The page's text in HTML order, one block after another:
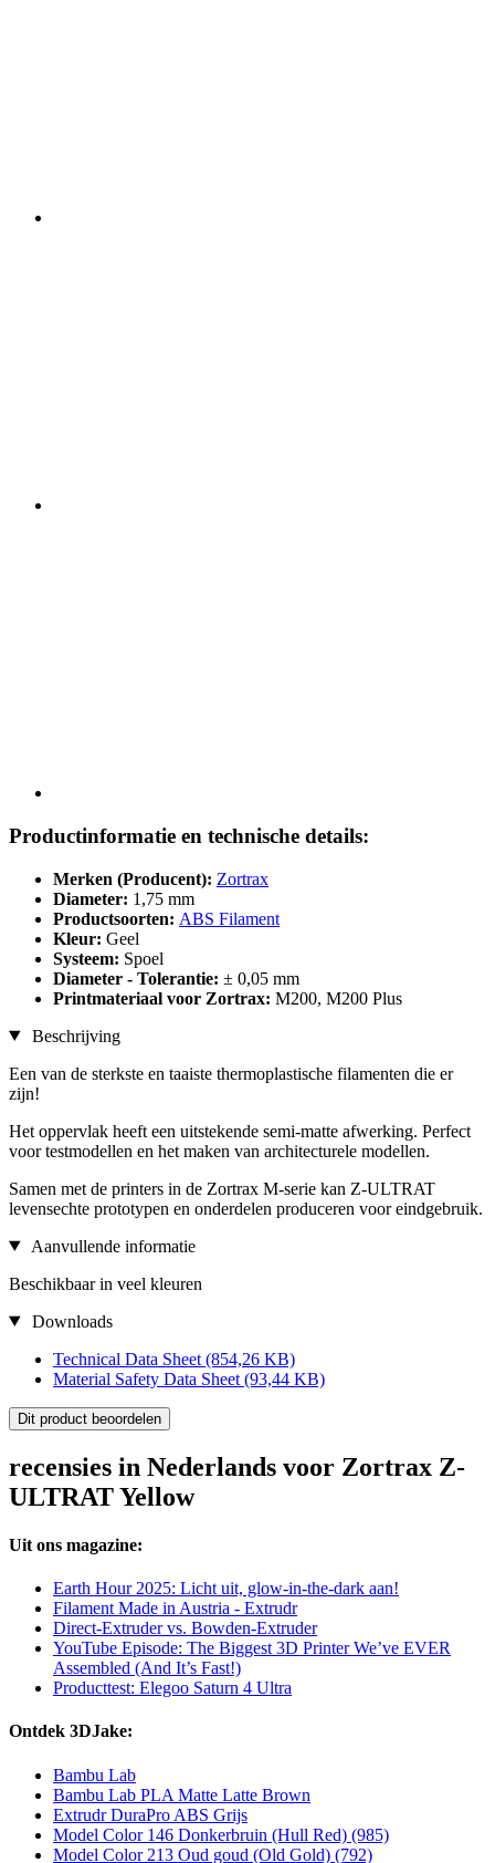
Productinformatie en technische details:
Merken (Producent): Zortrax
Diameter: 1,75 mm
Productsoorten: ABS Filament
Kleur: Geel
Systeem: Spoel
Diameter - Tolerantie: ± 0,05 mm
Printmateriaal voor Zortrax: M200, M200 Plus
Beschrijving
Een van de sterkste en taaiste thermoplastische filamenten die er
zijn!
Het oppervlak heeft een uitstekende semi-matte afwerking. Perfect
voor testmodellen en het maken van architecturele modellen.
Samen met de printers in de Zortrax M-serie kan Z-ULTRAT
levensechte prototypen en onderdelen produceren voor eindgebruik.
Aanvullende informatie
Beschikbaar in veel kleuren
Downloads
Technical Data Sheet (854,26 KB)
Material Safety Data Sheet (93,44 KB)
Dit product beoordelen
recensies in Nederlands voor Zortrax Z-
ULTRAT Yellow
Uit ons magazine:
Earth Hour 2025: Licht uit, glow-in-the-dark aan!
Filament Made in Austria - Extrudr
Direct-Extruder vs. Bowden-Extruder
YouTube Episode: The Biggest 3D Printer We’ve EVER
Assembled (And It’s Fast!)
Producttest: Elegoo Saturn 4 Ultra
Ontdek 3DJake:
Bambu Lab
Bambu Lab PLA Matte Latte Brown
Extrudr DuraPro ABS Grijs
Model Color 146 Donkerbruin (Hull Red) (985)
Model Color 213 Oud goud (Old Gold) (792)